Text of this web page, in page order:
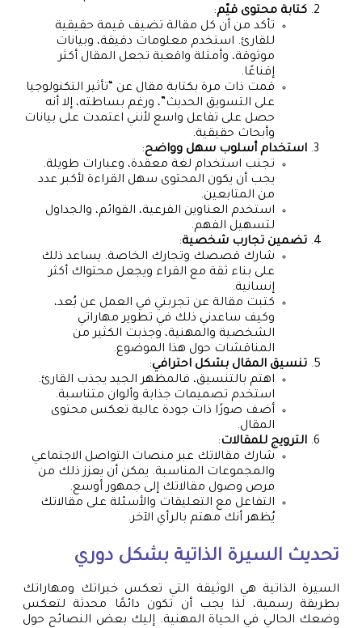
كتابة محتوى قيّم:
تأكد من أن كل مقالة تضيف قيمة حقيقية
للقارئ. استخدم معلومات دقيقة، وبيانات
موثوقة، وأمثلة واقعية تجعل المقال أكثر
إقناعًا.
قمت ذات مرة بكتابة مقال عن “تأثير التكنولوجيا
على التسويق الحديث”، ورغم بساطته، إلا أنه
حصل على تفاعل واسع لأنني اعتمدت على بيانات
وأبحاث حقيقية.
استخدام أسلوب سهل وواضح:
تجنب استخدام لغة معقدة، وعبارات طويلة.
يجب أن يكون المحتوى سهل القراءة لأكبر عدد
من المتابعين.
استخدم العناوين الفرعية، القوائم، والجداول
لتسهيل الفهم.
تضمين تجارب شخصية:
شارك قصصك وتجارك الخاصة. يساعد ذلك
على بناء ثقة مع القراء ويجعل محتواك أكثر
إنسانية.
كتبت مقالة عن تجربتي في العمل عن بُعد،
وكيف ساعدني ذلك في تطوير مهاراتي
الشخصية والمهنية، وجذبت الكثير من
المناقشات حول هذا الموضوع.
تنسيق المقال بشكل احترافي:
اهتم بالتنسيق، فالمظهر الجيد يجذب القارئ.
استخدم تصميمات جذابة وألوان متناسبة.
أضف صورًا ذات جودة عالية تعكس محتوى
المقال.
الترويج للمقالات:
شارك مقالاتك عبر منصات التواصل الاجتماعي
والمجموعات المناسبة. يمكن أن يعزز ذلك من
فرص وصول مقالاتك إلى جمهور أوسع.
التفاعل مع التعليقات والأسئلة على مقالاتك
يُظهر أنك مهتم بالرأي الآخر.
تحديث السيرة الذاتية بشكل دوري
السيرة الذاتية هي الوثيقة التي تعكس خبراتك ومهاراتك
بطريقة رسمية، لذا يجب أن تكون دائمًا محدثة لتعكس
وضعك الحالي في الحياة المهنية. إليك بعض النصائح حول